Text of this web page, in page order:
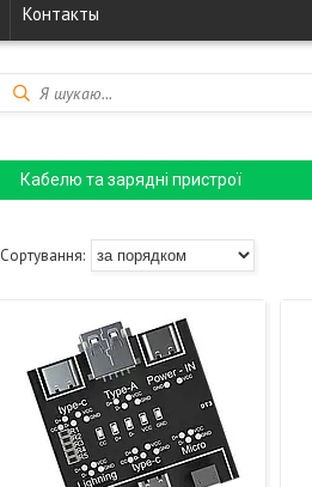
Контакты
Кабелю та зарядні пристрої